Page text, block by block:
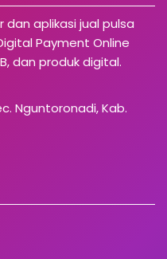
dan aplikasi jual pulsa
Payment Online
dan produk digital.
Nguntoronadi, Kab.